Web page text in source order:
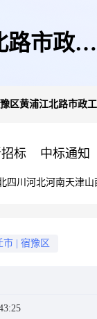
路市政工
区黄浦江北路市政
标 中标通知
四川 河北河南天津山
市 宿豫区